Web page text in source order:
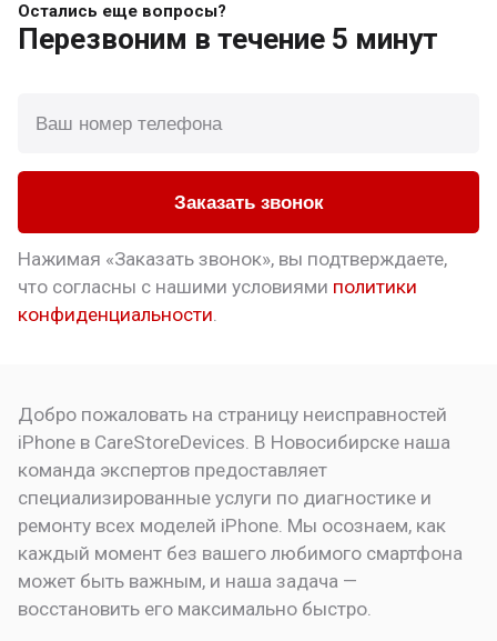
Остались еще вопросы?
Перезвоним в течение 5 минут
Заказать звонок
Нажимая «Заказать звонок», вы подтверждаете,
что согласны с нашими условиями политики
конфиденциальности
Добро пожаловать на страницу неисправностей
iPhone в CareStoreDevices. В Новосибирске наша
команда экспертов предоставляет
специализированные услуги по диагностике и
ремонту всех моделей iPhone. Мы осознаем, как
каждый момент без вашего любимого смартфона
может быть важным, и наша задача —
восстановить его максимально быстро.